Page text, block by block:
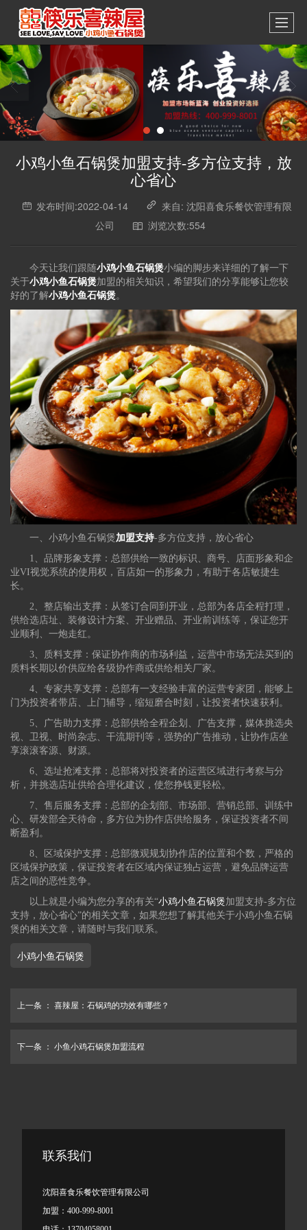
小鸡小鱼石锅煲加盟支持-多方位支持，放
心省心
发布时间:2022-04-14
来自: 沈阳喜食乐餐饮管理有限
公司
浏览次数:554
今天让我们跟随小鸡小鱼石锅煲小编的脚步来详细的了解一下
关于小鸡小鱼石锅煲加盟的相关知识，希望我们的分享能够让您较
好的了解小鸡小鱼石锅煲。
一、小鸡小鱼石锅煲加盟支持-多方位支持，放心省心
1、品牌形象支撑：总部供给一致的标识、商号、店面形象和企
业VI视觉系统的使用权，百店如一的形象力，有助于各店敏捷生
长。
2、整店输出支撑：从签订合同到开业，总部为各店全程打理，
供给选店址、装修设计方案、开业赠品、开业前训练等，保证您开
业顺利、一炮走红。
3、质料支撑：保证协作商的市场利益，运营中市场无法买到的
质料长期以价供应给各级协作商或供给相关厂家。
4、专家共享支撑：总部有一支经验丰富的运营专家团，能够上
门为投资者带店、上门辅导，缩短磨合时刻，让投资者快速获利。
5、广告助力支撑：总部供给全程企划、广告支撑，媒体挑选央
视、卫视、时尚杂志、干流期刊等，强势的广告推动，让协作店坐
享滚滚客源、财源。
6、选址抢滩支撑：总部将对投资者的运营区域进行考察与分
析，并挑选店址供给合理化建议，使您挣钱更轻松。
7、售后服务支撑：总部的企划部、市场部、营销总部、训练中
心、研发部全天待命，多方位为协作店供给服务，保证投资者不间
断盈利。
8、区域保护支撑：总部微观规划协作店的位置和个数，严格的
区域保护政策，保证投资者在区域内保证独占运营，避免品牌运营
店之间的恶性竞争。
以上就是小编为您分享的有关“小鸡小鱼石锅煲加盟支持-多方位
支持，放心省心”的相关文章，如果您想了解其他关于小鸡小鱼石锅
煲的相关文章，请随时与我们联系。
小鸡小鱼石锅煲
上一条 ： 喜辣屋：石锅鸡的功效有哪些？
下一条 ： 小鱼小鸡石锅煲加盟流程
联系我们
沈阳喜食乐餐饮管理有限公司
加盟：400-999-8001